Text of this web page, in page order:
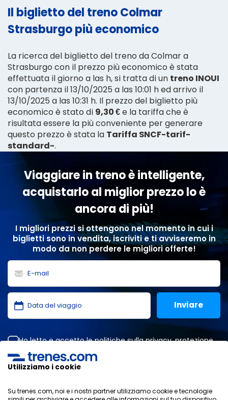
Il biglietto del treno Colmar
Strasburgo più economico
La ricerca del biglietto del treno da Colmar a
Strasburgo con il prezzo più economico è stata
effettuata il giorno a las h, si tratta di un treno INOUI
con partenza il 13/10/2025 a las 10:01 h ed arrivo il
13/10/2025 a las 10:31 h. Il prezzo del biglietto più
economico è stato di 9,30 €e la tariffa che è
risultata essere la più conveniente per generare
questo prezzo è stata la Tariffa SNCF-tarif-
standard-.
Viaggiare in treno è intelligente,
acquistarlo al miglior prezzo lo è
ancora di più!
I migliori prezzi si ottengono nel momento in cui i
biglietti sono in vendita, iscriviti e ti avviseremo in
modo da non perdere le migliori offerte!
Ho letto e accetto lepolitiche sulla privacy,protezione
Informativa sulla privacy
Utilizziamo i cookie
Su trenes.com, noi e i nostri partner utilizziamo cookie e tecnologie